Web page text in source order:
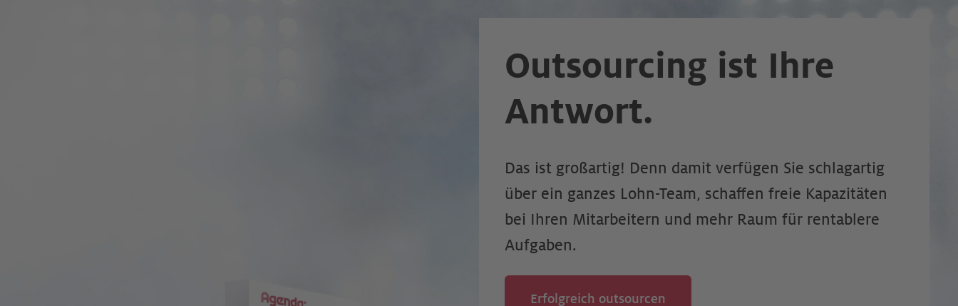
Outsourcing ist Ihre
Antwort.
Das ist großartig! Denn damit verfügen Sie schlagartig
über ein ganzes Lohn-Team, schaffen freie Kapazitäten
bei Ihren Mitarbeitern und mehr Raum für rentablere
Aufgaben.
Erfolgreich outsourcen